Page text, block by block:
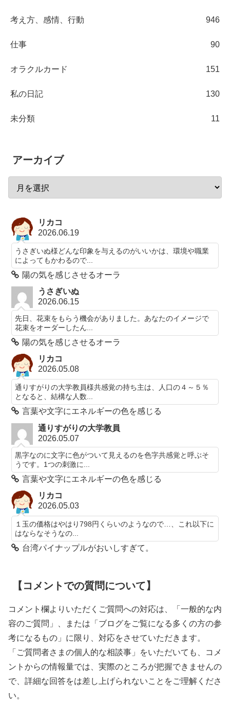
考え方、感情、行動 946
仕事 90
オラクルカード 151
私の日記 130
未分類 11
アーカイブ
リカコ
2026.06.19
うさぎいぬ様どんな印象を与えるのがいいかは、環境や職業
によってもかわるので...
陽の気を感じさせるオーラ
うさぎいぬ
2026.06.15
先日、花束をもらう機会がありました。あなたのイメージで
花束をオーダーしたん...
陽の気を感じさせるオーラ
リカコ
2026.05.08
通りすがりの大学教員様共感覚の持ち主は、人口の４～５％
となると、結構な人数...
言葉や文字にエネルギーの色を感じる
通りすがりの大学教員
2026.05.07
黒字なのに文字に色がついて見えるのを色字共感覚と呼ぶそ
うです。1つの刺激に...
言葉や文字にエネルギーの色を感じる
リカコ
2026.05.03
１玉の価格はやはり798円くらいのようなので…、これ以下に
はならなそうなの...
台湾パイナップルがおいしすぎて。
【コメントでの質問について】
コメント欄よりいただくご質問への対応は、「一般的な内
容のご質問」、または「ブログをご覧になる多くの方の参
考になるもの」に限り、対応をさせていただきます。
「ご質問者さまの個人的な相談事」をいただいても、コメ
ントからの情報量では、実際のところが把握できませんの
で、詳細な回答をは差し上げられないことをご理解くださ
い。